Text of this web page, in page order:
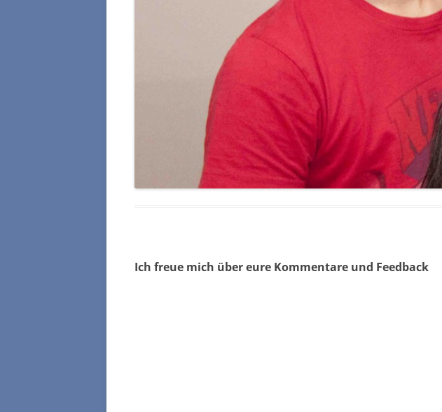
Ich freue mich über eure Kommentare und Feedback